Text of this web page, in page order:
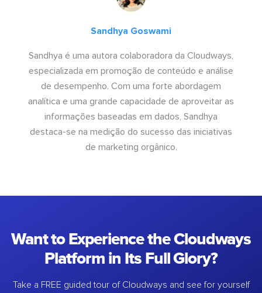
Sandhya Goswami
Sandhya é uma autora colaboradora da Cloudways,
especializada em promoção de conteúdo e análise
de desempenho. Com uma forte abordagem
analítica e uma grande capacidade de aproveitar as
informações baseadas em dados, Sandhya
destaca-se na medição do sucesso das iniciativas
de marketing orgânico.
Want to Experience the Cloudways
Platform in Its Full Glory?
Take a FREE guided tour of Cloudways and see for yourself